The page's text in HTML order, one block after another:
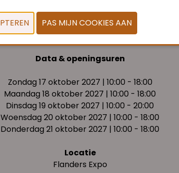
Data & openingsuren
Zondag 17 oktober 2027 | 10:00 - 18:00
Maandag 18 oktober 2027 | 10:00 - 18:00
Dinsdag 19 oktober 2027 | 10:00 - 20:00
Woensdag 20 oktober 2027 | 10:00 - 18:00
Donderdag 21 oktober 2027 | 10:00 - 18:00
Locatie
Flanders Expo